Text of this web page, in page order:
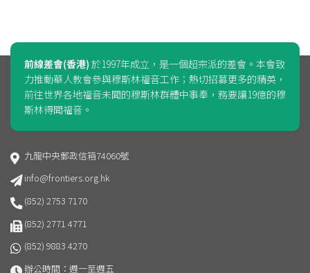
前線差會(香港) 於1997年成立，是一個超宗派的差會。本會致
力推動華人教會參與穆斯林福音工作；熱切招募更多的精英，
前往世界各地福音未聞的穆斯林群體中事奉，務要讓19億的穆
斯林得聞福音。
九龍中央郵政信箱74060號
info@frontiers.org.hk
(852) 2753 7170
(852) 2771 4771
(852) 9883 4270
辦公時間：週一至週五